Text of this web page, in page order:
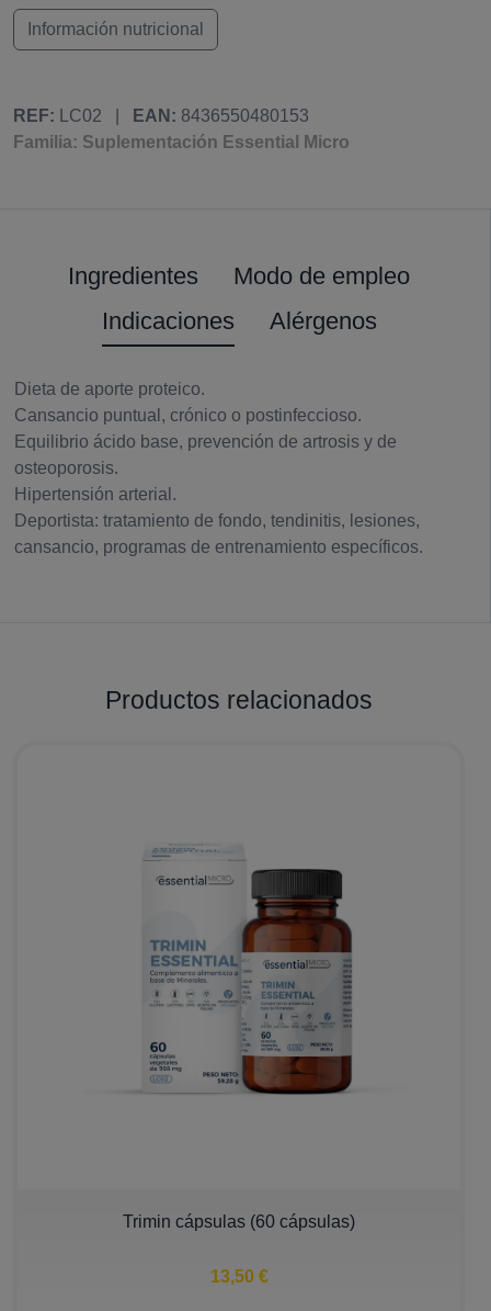
Información nutricional
REF: LC02 EAN: 8436550480153
Familia: Suplementación Essential Micro
Ingredientes
Modo de empleo
Indicaciones
Alérgenos
Dieta de aporte proteico.
Cansancio puntual, crónico o postinfeccioso.
Equilibrio ácido base, prevención de artrosis y de
osteoporosis.
Hipertensión arterial.
Deportista: tratamiento de fondo, tendinitis, lesiones,
cansancio, programas de entrenamiento específicos.
Productos relacionados
Trimin cápsulas (60 cápsulas)
13,50 €